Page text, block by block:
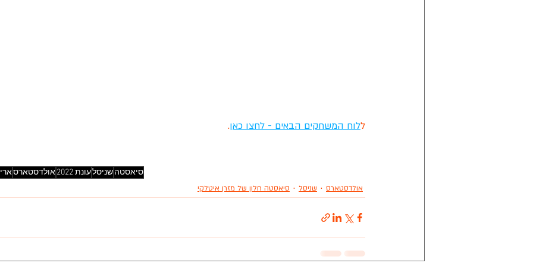
ללוח המשחקים הבאים - לחצו כאן.
סיאסטהשניסלעונת 2022 אולדסטארס
אולדסטארס שניסל סיאסטה חלון של מזרן איטלקי